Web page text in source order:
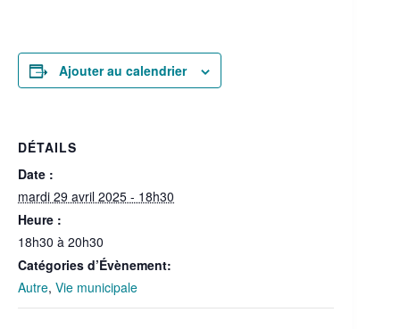
Ajouter au calendrier
DÉTAILS
Date :
mardi 29 avril 2025 - 18h30
Heure :
18h30 à 20h30
Catégories d’Évènement:
Autre, Vie municipale